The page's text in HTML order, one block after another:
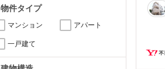
物件タイプ
マンション アパート
一戸建て